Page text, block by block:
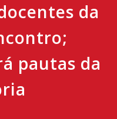
da
pautas da